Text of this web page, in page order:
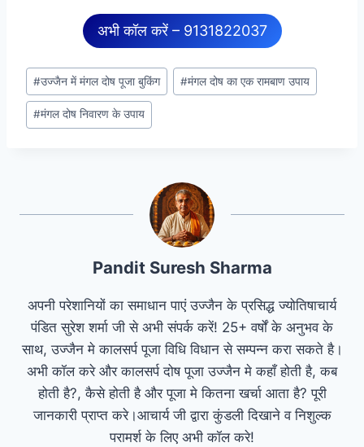
अभी कॉल करें – 9131822037
#उज्जैन में मंगल दोष पूजा बुकिंग #मंगल दोष का एक रामबाण उपाय
#मंगल दोष निवारण के उपाय
Pandit Suresh Sharma
अपनी परेशानियों का समाधान पाएं उज्जैन के प्रसिद्ध ज्योतिषाचार्य
पंडित सुरेश शर्मा जी से अभी संपर्क करें! 25+ वर्षों के अनुभव के
साथ, उज्जैन मे कालसर्प पूजा विधि विधान से सम्पन्न करा सकते है।
अभी कॉल करे और कालसर्प दोष पूजा उज्जैन मे कहाँ होती है, कब
होती है?, कैसे होती है और पूजा मे कितना खर्चा आता है? पूरी
जानकारी प्राप्त करे।आचार्य जी द्वारा कुंडली दिखाने व निशुल्क
परामर्श के लिए अभी कॉल करे!